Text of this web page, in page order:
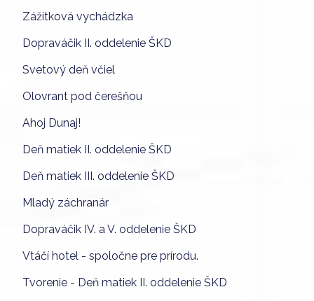
Zážitková vychádzka
Dopraváčik II. oddelenie ŠKD
Svetový deň včiel
Olovrant pod čerešňou
Ahoj Dunaj!
Deň matiek II. oddelenie ŠKD
Deň matiek III. oddelenie ŠKD
Mladý záchranár
Dopraváčik IV. a V. oddelenie ŠKD
Vtáčí hotel - spoločne pre prírodu.
Tvorenie - Deň matiek II. oddelenie ŠKD